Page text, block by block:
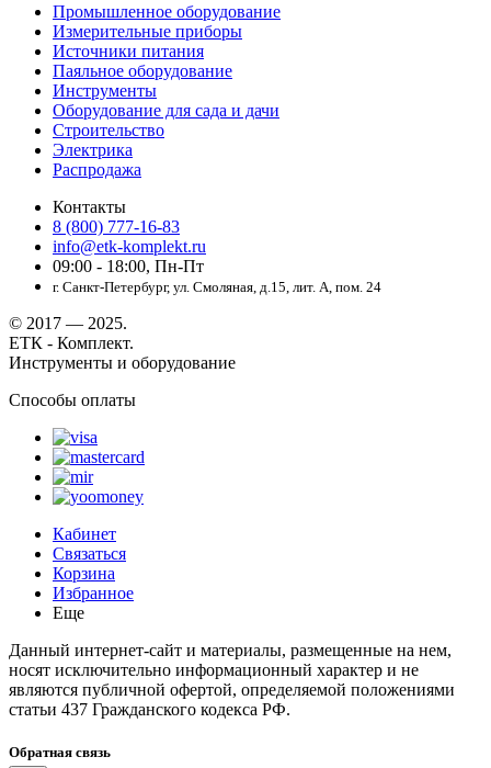
Промышленное оборудование
Измерительные приборы
Источники питания
Паяльное оборудование
Инструменты
Оборудование для сада и дачи
Строительство
Электрика
Распродажа
Контакты
8 (800) 777-16-83
info@etk-komplekt.ru
09:00 - 18:00, Пн-Пт
г. Санкт-Петербург, ул. Смоляная, д.15, лит. А, пом. 24
© 2017 — 2025.
ЕТК - Комплект.
Инструменты и оборудование
Способы оплаты
Кабинет
Связаться
Корзина
Избранное
Еще
Данный интернет-сайт и материалы, размещенные на нем,
носят исключительно информационный характер и не
являются публичной офертой, определяемой положениями
статьи 437 Гражданского кодекса РФ.
Обратная связь